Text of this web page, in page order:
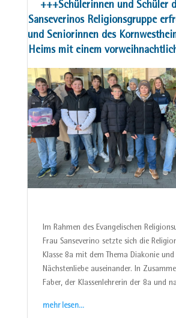
+++Schülerinnen und Schüler
Sanseverinos Religionsgruppe
und Seniorinnen des
Heims mit einem
Im Rahmen des Evangelischen
Frau Sanseverino setzte sich die
Klasse 8a mit dem Thema Diakonie
Nächstenliebe auseinander. In
Faber, der Klassenlehrerin der 8a und
mehr lesen…